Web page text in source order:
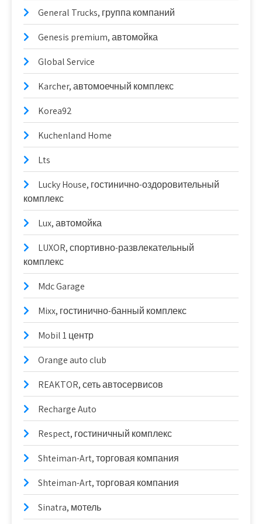
General Trucks, группа компаний
Genesis premium, автомойка
Global Service
Karcher, автомоечный комплекс
Korea92
Kuchenland Home
Lts
Lucky House, гостинично-оздоровительный
комплекс
Lux, автомойка
LUXOR, спортивно-развлекательный
комплекс
Mdc Garage
Mixx, гостинично-банный комплекс
Mobil 1 центр
Orange auto club
REAKTOR, сеть автосервисов
Recharge Auto
Respect, гостиничный комплекс
Shteiman-Art, торговая компания
Shteiman-Art, торговая компания
Sinatra, мотель